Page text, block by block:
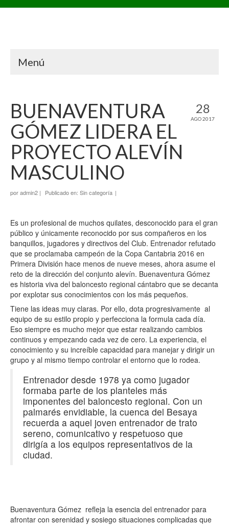
Menú
28
AGO 2017
BUENAVENTURA
GÓMEZ LIDERA EL
PROYECTO ALEVÍN
MASCULINO
poradmin2 | Publicado en: Sin categoría |
Es un profesional de muchos quilates, desconocido para el gran
público y únicamente reconocido por sus compañeros en los
banquillos, jugadores y directivos del Club. Entrenador refutado
que se proclamaba campeón de la Copa Cantabria 2016 en
Primera División hace menos de nueve meses, ahora asume el
reto de la dirección del conjunto alevín. Buenaventura Gómez
es historia viva del baloncesto regional cántabro que se decanta
por explotar sus conocimientos con los más pequeños.
Tiene las ideas muy claras. Por ello, dota progresivamente al
equipo de su estilo propio y perfecciona la formula cada día.
Eso siempre es mucho mejor que estar realizando cambios
continuos y empezando cada vez de cero. La experiencia, el
conocimiento y su increíble capacidad para manejar y dirigir un
grupo y al mismo tiempo controlar el entorno que lo rodea.
Entrenador desde 1978 ya como jugador
formaba parte de los planteles más
imponentes del baloncesto regional. Con un
palmarés envidiable, la cuenca del Besaya
recuerda a aquel joven entrenador de trato
sereno, comunicativo y respetuoso que
dirigía a los equipos representativos de la
ciudad.
Buenaventura Gómez refleja la esencia del entrenador para
afrontar con serenidad y sosiego situaciones complicadas que